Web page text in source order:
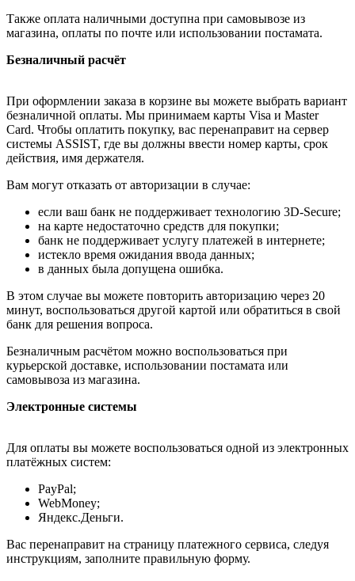
Также оплата наличными доступна при самовывозе из
магазина, оплаты по почте или использовании постамата.
Безналичный расчёт
При оформлении заказа в корзине вы можете выбрать вариант
безналичной оплаты. Мы принимаем карты Visa и Master
Card. Чтобы оплатить покупку, вас перенаправит на сервер
системы ASSIST, где вы должны ввести номер карты, срок
действия, имя держателя.
Вам могут отказать от авторизации в случае:
если ваш банк не поддерживает технологию 3D-Secure;
на карте недостаточно средств для покупки;
банк не поддерживает услугу платежей в интернете;
истекло время ожидания ввода данных;
в данных была допущена ошибка.
В этом случае вы можете повторить авторизацию через 20
минут, воспользоваться другой картой или обратиться в свой
банк для решения вопроса.
Безналичным расчётом можно воспользоваться при
курьерской доставке, использовании постамата или
самовывоза из магазина.
Электронные системы
Для оплаты вы можете воспользоваться одной из электронных
платёжных систем:
PayPal;
WebMoney;
Яндекс.Деньги.
Вас перенаправит на страницу платежного сервиса, следуя
инструкциям, заполните правильную форму.